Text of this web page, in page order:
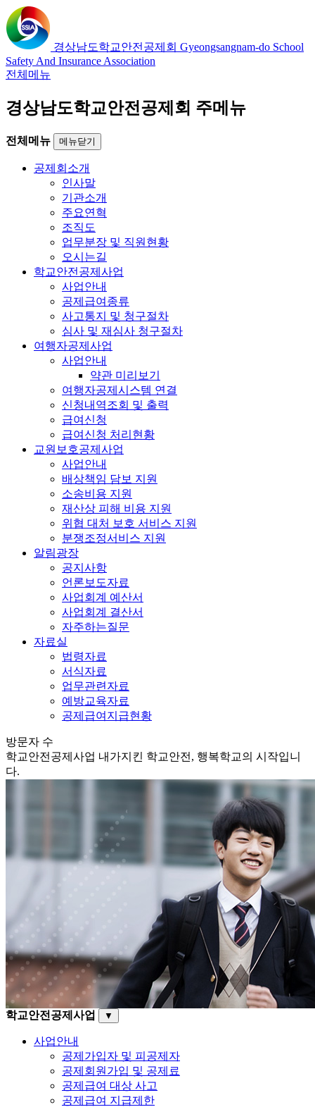
경상남도학교안전공제회 Gyeongsangnam-do School
Safety And Insurance Association
전체메뉴
경상남도학교안전공제회 주메뉴
전체메뉴 메뉴닫기
공제회소개
인사말
기관소개
주요연혁
조직도
업무분장 및 직원현황
오시는길
학교안전공제사업
사업안내
공제급여종류
사고통지 및 청구절차
심사 및 재심사 청구절차
여행자공제사업
사업안내
약관 미리보기
여행자공제시스템 연결
신청내역조회 및 출력
급여신청
급여신청 처리현황
교원보호공제사업
사업안내
배상책임 담보 지원
소송비용 지원
재산상 피해 비용 지원
위협 대처 보호 서비스 지원
분쟁조정서비스 지원
알림광장
공지사항
언론보도자료
사업회계 예산서
사업회계 결산서
자주하는질문
자료실
법령자료
서식자료
업무관련자료
예방교육자료
공제급여지급현황
방문자 수
학교안전공제사업 내가지킨 학교안전, 행복학교의 시작입니
다.
학교안전공제사업 ▼
사업안내
공제가입자 및 피공제자
공제회원가입 및 공제료
공제급여 대상 사고
공제급여 지급제한